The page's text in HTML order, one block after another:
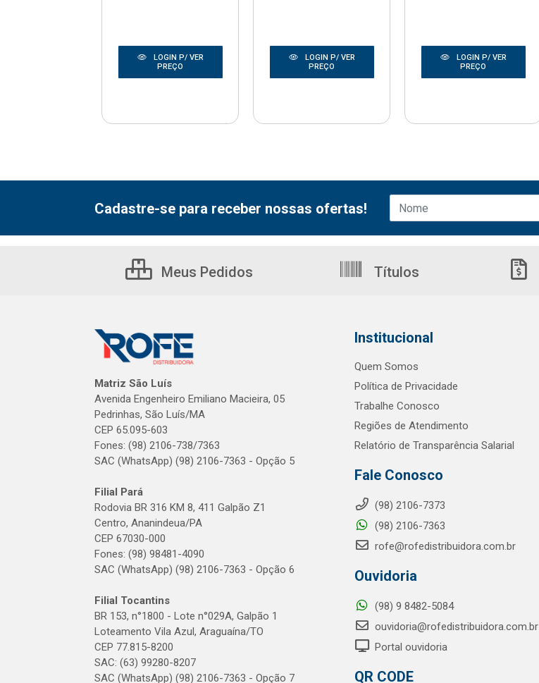
LOGIN P/ VER
PREÇO
LOGIN P/ VER
PREÇO
LOGIN P/ VER
PREÇO
Cadastre-se para receber nossas ofertas!
Meus Pedidos Títulos
Matriz São Luís
Avenida Engenheiro Emiliano Macieira, 05
Pedrinhas, São Luís/MA
CEP 65.095-603
Fones: (98) 2106-738/7363
SAC (WhatsApp) (98) 2106-7363 - Opção 5
Filial Pará
Rodovia BR 316 KM 8, 411 Galpão Z1
Centro, Ananindeua/PA
CEP 67030-000
Fones: (98) 98481-4090
SAC (WhatsApp) (98) 2106-7363 - Opção 6
Filial Tocantins
BR 153, n°1800 - Lote n°029A, Galpão 1
Loteamento Vila Azul, Araguaína/TO
CEP 77.815-8200
SAC: (63) 99280-8207
SAC (WhatsApp) (98) 2106-7363 - Opção 7
Institucional
Quem Somos
Política de Privacidade
Trabalhe Conosco
Regiões de Atendimento
Relatório de Transparência Salarial
Fale Conosco
(98) 2106-7373
(98) 2106-7363
rofe@rofedistribuidora.com.br
Ouvidoria
(98) 9 8482-5084
ouvidoria@rofedistribuidora.com.br
Portal ouvidoria
QR CODE